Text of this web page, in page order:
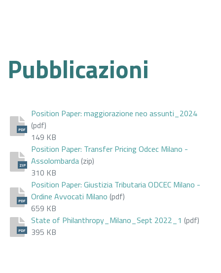
Pubblicazioni
PDF
Position Paper: maggiorazione neo assunti_2024
(pdf)
149 KB
ZIP
Position Paper: Transfer Pricing Odcec Milano -
Assolombarda(zip)
310 KB
PDF
Position Paper: Giustizia Tributaria ODCEC Milano -
Ordine Avvocati Milano (pdf)
659 KB
PDF
State of Philanthropy_Milano_Sept 2022_1 (pdf)
395 KB